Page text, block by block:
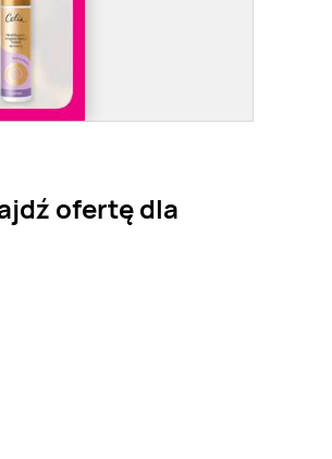
ofertę dla